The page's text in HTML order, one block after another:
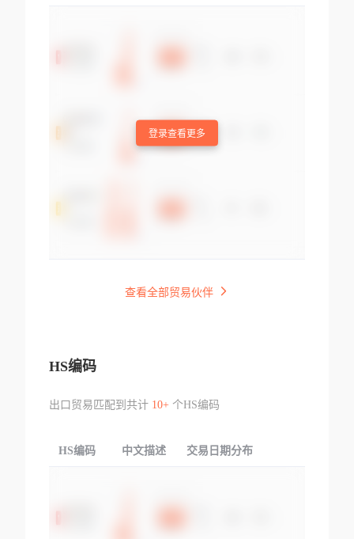
登录查看更多
查看全部贸易伙伴
HS编码
出口贸易匹配到共计 10+个HS编码
HS编码 中文描述 交易日期分布